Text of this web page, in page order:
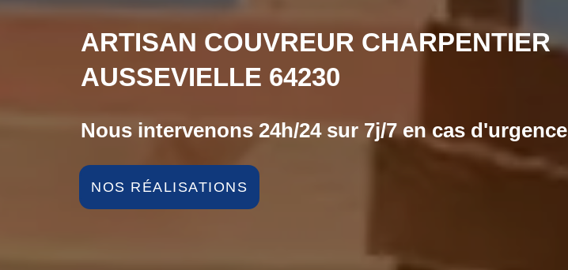
ARTISAN COUVREUR CHARPENTIER
AUSSEVIELLE 64230
Nous intervenons 24h/24 sur 7j/7 en cas d'urgence
NOS RÉALISATIONS